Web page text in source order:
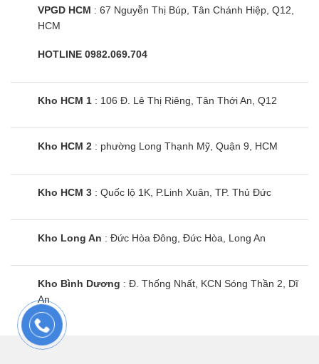
50L 1 cánh
VPGD HCM : 67 Nguyễn Thị Búp, Tân Chánh Hiệp, Q12,
HCM
HOTLINE 0982.069.704
Kho HCM 1 : 106 Đ. Lê Thị Riêng, Tân Thới An, Q12
Kho HCM 2 : phường Long Thạnh Mỹ, Quận 9, HCM
Kho HCM 3 : Quốc lộ 1K, P.Linh Xuân, TP. Thủ Đức
Kho Long An : Đức Hòa Đông, Đức Hòa, Long An
Kho Bình Dương : Đ. Thống Nhất, KCN Sóng Thần 2, Dĩ
An